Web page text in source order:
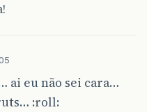
ai eu não sei cara…
:roll: